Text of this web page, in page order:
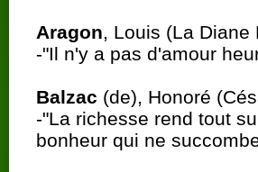
Aragon, Louis (La Diane
-"Il n'y a pas d'amour
Balzac (de), Honoré
-"La richesse rend tout
bonheur qui ne